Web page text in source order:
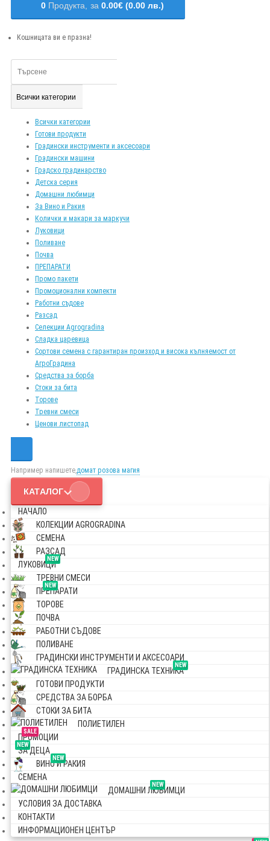
0 Продукта, за 0.00€ (0.00 лв.)
Кошницата ви е празна!
Всички категории
Всички категории
Готови продукти
Градински инструменти и аксесоари
Градински машини
Градско градинарство
Детска серия
Домашни любимци
За Вино и Ракия
Колички и макари за маркучи
Луковици
Поливане
Почва
ПРЕПАРАТИ
Промо пакети
Промоционални компекти
Работни съдове
Разсад
Селекции Agrogradina
Сладка царевица
Сортови семена с гарантиран произход и висока кълняемост от
АгроГрадина
Средства за борба
Стоки за бита
Торове
Тревни смеси
Ценови листопад
Например напишете,домат розова магия
КАТАЛОГ
НАЧАЛО
КОЛЕКЦИИ AGROGRADINA
СЕМЕНА
РАЗСАД
NEW
ЛУКОВИЦИ
ТРЕВНИ СМЕСИ
NEW
ПРЕПАРАТИ
ТОРОВЕ
ПОЧВА
РАБОТНИ СЪДОВЕ
ПОЛИВАНЕ
ГРАДИНСКИ ИНСТРУМЕНТИ И АКСЕСОАРИ
NEW
ГРАДИНСКА ТЕХНИКА
ГОТОВИ ПРОДУКТИ
СРЕДСТВА ЗА БОРБА
СТОКИ ЗА БИТА
ПОЛИЕТИЛЕН
SALE
ПРОМОЦИИ
NEW
ЗА ДЕЦА
NEW
ВИНО И РАКИЯ
СЕМЕНА
NEW
ДОМАШНИ ЛЮБИМЦИ
УСЛОВИЯ ЗА ДОСТАВКА
КОНТАКТИ
ИНФОРМАЦИОНЕН ЦЕНТЪР